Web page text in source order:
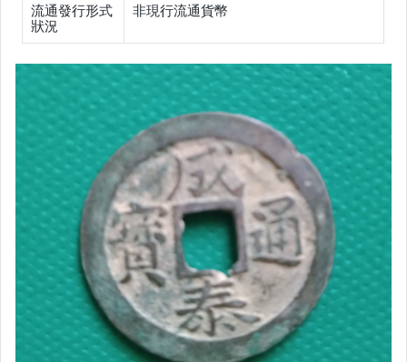
手錶與飾品配件
運動、戶外與休閒
流通發行形式
狀況
非現行流通貨幣